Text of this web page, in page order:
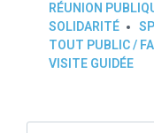
RÉUNION
SOLIDARITÉ
TOUT PUBLIC /
VISITE GUIDÉE